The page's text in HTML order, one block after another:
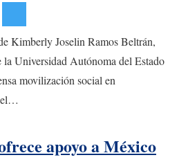
Kimberly Joselin Ramos Beltrán,
la Universidad Autónoma del Estado
movilización social en
el…
apoyo a México